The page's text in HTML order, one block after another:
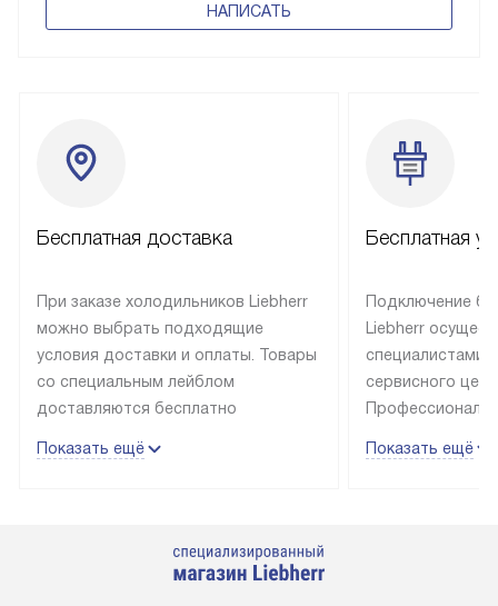
НАПИСАТЬ
Бесплатная доставка
При заказе холодильников Liebherr
можно выбрать подходящие
условия доставки и оплаты. Товары
со специальным лейблом
доставляются бесплатно
до подъезда, выезд за МКАД
в течение трех дней. Доставка
Показать ещё
Бесплатная
Подключение
Liebherr
специалистами
сервисного
эксплуатации
Показать ещё